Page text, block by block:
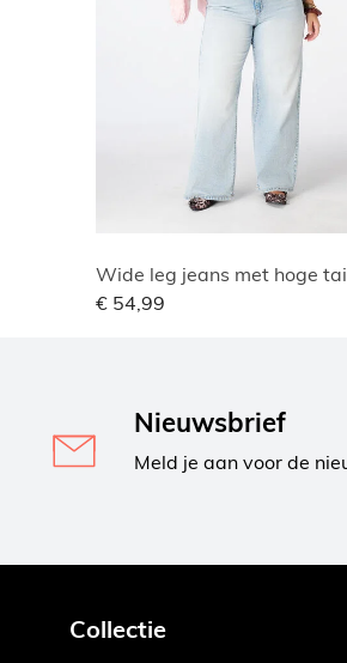
Wide leg jeans met hoge
€ 54,99
Nieuwsbrief
Meld je aan voor de
Collectie